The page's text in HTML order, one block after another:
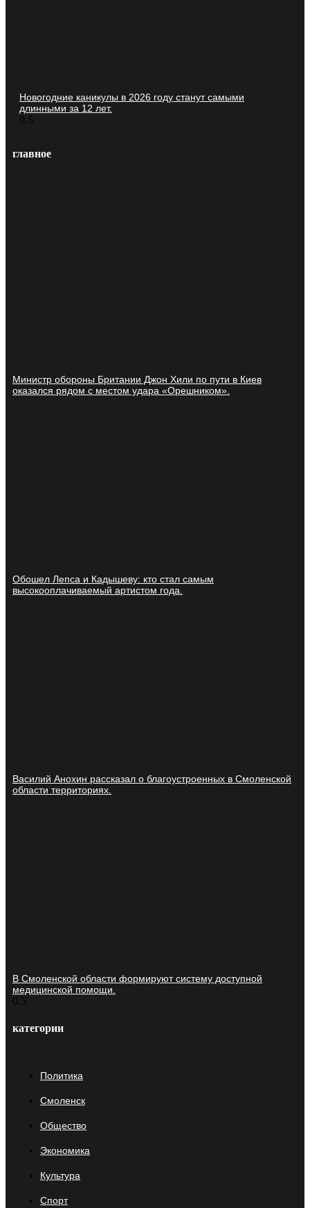
Новогодние каникулы в 2026 году станут самыми
длинными за 12 лет.
главное
Министр обороны Британии Джон Хили по пути в Киев
оказался рядом с местом удара «Орешником».
Обошел Лепса и Кадышеву: кто стал самым
высокооплачиваемый артистом года.
Василий Анохин рассказал о благоустроенных в Смоленской
области территориях.
В Смоленской области формируют систему доступной
медицинской помощи.
категории
Политика
Смоленск
Общество
Экономика
Культура
Спорт